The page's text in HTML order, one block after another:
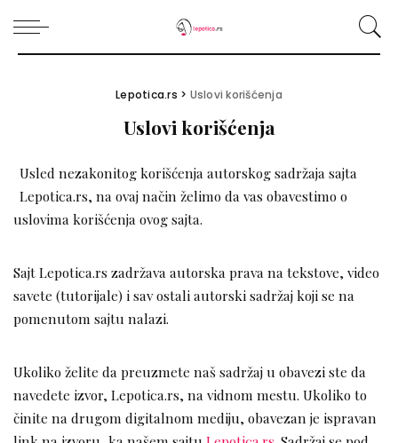
Lepotica.rs > Uslovi korišćenja
Uslovi korišćenja
Usled nezakonitog korišćenja autorskog sadržaja sajta
Lepotica.rs, na ovaj način želimo da vas obavestimo o
uslovima korišćenja ovog sajta.
Sajt Lepotica.rs zadržava autorska prava na tekstove, video
savete (tutorijale) i sav ostali autorski sadržaj koji se na
pomenutom sajtu nalazi.
Ukoliko želite da preuzmete naš sadržaj u obavezi ste da
navedete izvor, Lepotica.rs, na vidnom mestu. Ukoliko to
činite na drugom digitalnom mediju, obavezan je ispravan